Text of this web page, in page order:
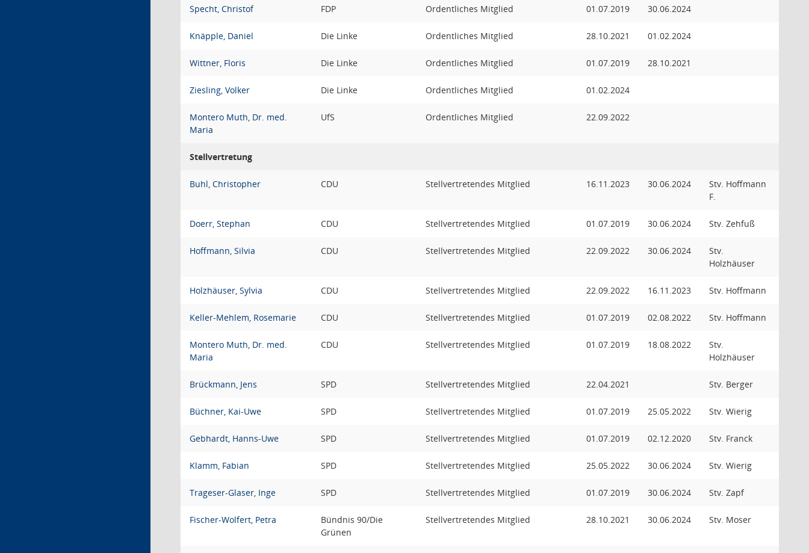
Specht, Christof FDP Ordentliches Mitglied 01.07.2019 30.06.2024
Knäpple, Daniel Die Linke Ordentliches Mitglied 28.10.2021 01.02.2024
Wittner, Floris Die Linke Ordentliches Mitglied 01.07.2019 28.10.2021
Ziesling, Volker Die Linke Ordentliches Mitglied 01.02.2024
Montero Muth, Dr. med.
Maria
UfS Ordentliches Mitglied 22.09.2022
Stellvertretung
Buhl, Christopher CDU Stellvertretendes Mitglied 16.11.2023 30.06.2024
Stv. Hoffmann
F.
Doerr, Stephan CDU Stellvertretendes Mitglied 01.07.2019 30.06.2024 Stv. Zehfuß
Hoffmann, Silvia CDU Stellvertretendes Mitglied 22.09.2022 30.06.2024
Stv.
Holzhäuser
Holzhäuser, Sylvia CDU Stellvertretendes Mitglied 22.09.2022 16.11.2023 Stv. Hoffmann
Keller-Mehlem, Rosemarie CDU Stellvertretendes Mitglied 01.07.2019 02.08.2022 Stv. Hoffmann
Montero Muth, Dr. med.
Maria
CDU Stellvertretendes Mitglied 01.07.2019 18.08.2022
Stv.
Holzhäuser
Brückmann, Jens SPD Stellvertretendes Mitglied 22.04.2021 Stv. Berger
Büchner, Kai-Uwe SPD Stellvertretendes Mitglied 01.07.2019 25.05.2022 Stv. Wierig
Gebhardt, Hanns-Uwe SPD Stellvertretendes Mitglied 01.07.2019 02.12.2020 Stv. Franck
Klamm, Fabian SPD Stellvertretendes Mitglied 25.05.2022 30.06.2024 Stv. Wierig
Trageser-Glaser, Inge SPD Stellvertretendes Mitglied 01.07.2019 30.06.2024 Stv. Zapf
Fischer-Wolfert, Petra
Bündnis 90/Die
Grünen
Stellvertretendes Mitglied 28.10.2021 30.06.2024 Stv. Moser